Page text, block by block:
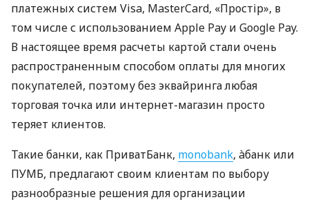
платежных систем Visa, MasterCard, «Простір», в
том числе с использованием Apple Pay и Google Pay.
В настоящее время расчеты картой стали очень
распространенным способом оплаты для многих
покупателей, поэтому без эквайринга любая
торговая точка или интернет-магазин просто
теряет клиентов.
Такие банки, как ПриватБанк, monobank, àбанк или
ПУМБ, предлагают своим клиентам по выбору
разнообразные решения для организации